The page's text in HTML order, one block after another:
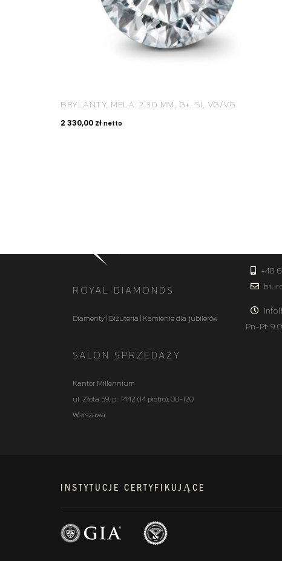
BRYLANTY, MELA: 2,30 MM, G+, SI, VG/VG
2 330,00 zł netto
ROYAL DIAMONDS
Diamenty | Biżuteria | Kamienie dla jubilerów
SALON SPRZEDAŻY
Kantor Millennium
ul. Złota 59, p.: 1442 (14 pietro), 00-120
Warszawa
+48
Pn-Pt:
INSTYTUCJE CERTYFIKUJĄCE